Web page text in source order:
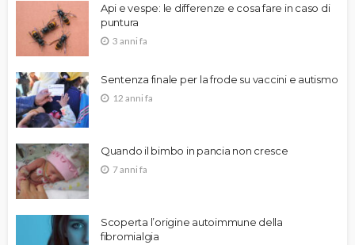
Api e vespe: le differenze e cosa fare in caso di
puntura
3 anni fa
Sentenza finale per la frode su vaccini e autismo
12 anni fa
Quando il bimbo in pancia non cresce
7 anni fa
Scoperta l’origine autoimmune della
fibromialgia